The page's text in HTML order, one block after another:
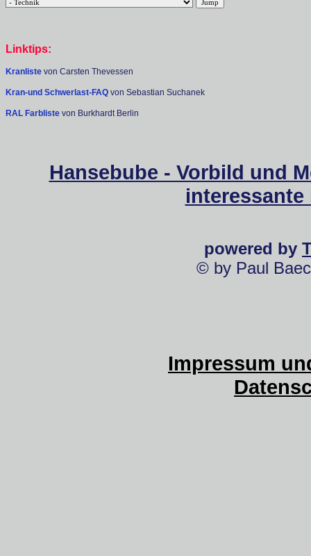
Linktips:
Kranliste von Carsten Thevessen
Kran-und Schwerlast-FAQ von Sebastian Suchanek
RAL Farbliste von Burkhardt Berlin
Hansebube - Vorbild und
powered by
© by Paul
Impressum